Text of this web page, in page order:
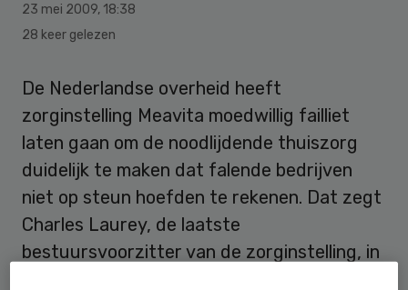
23 mei 2009, 18:38
28 keer gelezen
De Nederlandse overheid heeft
zorginstelling Meavita moedwillig failliet
laten gaan om de noodlijdende thuiszorg
duidelijk te maken dat falende bedrijven
niet op steun hoefden te rekenen. Dat zegt
Charles Laurey, de laatste
bestuursvoorzitter van de zorginstelling, in